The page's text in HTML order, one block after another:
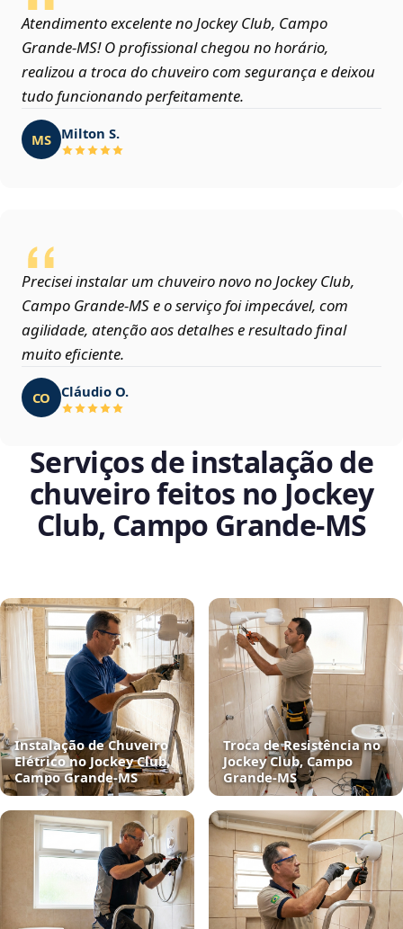
Atendimento excelente no Jockey Club, Campo
Grande‑MS! O profissional chegou no horário,
realizou a troca do chuveiro com segurança e deixou
tudo funcionando perfeitamente.
MS Milton S.
Precisei instalar um chuveiro novo no Jockey Club,
Campo Grande‑MS e o serviço foi impecável, com
agilidade, atenção aos detalhes e resultado final
muito eficiente.
CO Cláudio O.
Serviços de instalação de
chuveiro feitos no Jockey
Club, Campo Grande‑MS
Instalação de Chuveiro
Elétrico no Jockey Club,
Campo Grande‑MS
Troca de Resistência no
Jockey Club, Campo
Grande‑MS